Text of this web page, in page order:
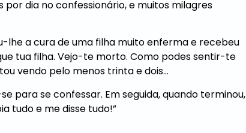
dia no confessionário, e muitos milagres
lhe a cura de uma filha muito enferma e recebeu
tua filha. Vejo-te morto. Como podes sentir-te
vendo pelo menos trinta e dois…
para se confessar. Em seguida, quando terminou,
tudo e me disse tudo!”